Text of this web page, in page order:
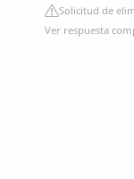
Solicitud de
Ver respuesta